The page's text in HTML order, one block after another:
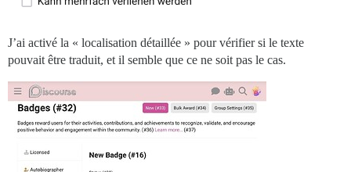
J’ai activé la « localisation détaillée » pour vérifier si le texte
pouvait être traduit, et il semble que ce ne soit pas le cas.